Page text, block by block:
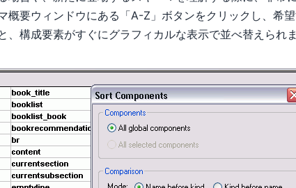
概要ウィンドウにある「A-Z」ボタンをクリックし、希
、構成要素がすぐにグラフィカルな表示で並べ替えられま